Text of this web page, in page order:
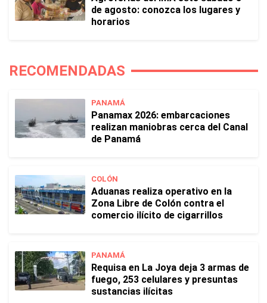
de agosto: conozca los lugares y
horarios
RECOMENDADAS
PANAMÁ
Panamax 2026: embarcaciones
realizan maniobras cerca del Canal
de Panamá
COLÓN
Aduanas realiza operativo en la
Zona Libre de Colón contra el
comercio ilícito de cigarrillos
PANAMÁ
Requisa en La Joya deja 3 armas de
fuego, 253 celulares y presuntas
sustancias ilícitas